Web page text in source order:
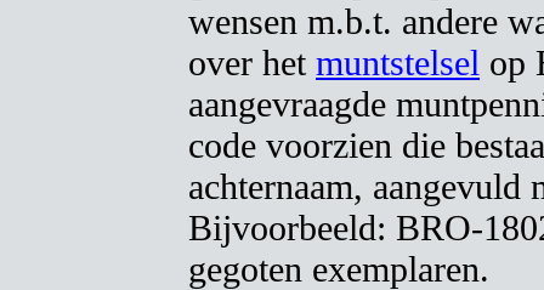
wensen m.b.t. andere
over het muntstelsel op
aangevraagde
code voorzien die
achternaam, aangevuld
Bijvoorbeeld: BRO-
gegoten exemplaren.